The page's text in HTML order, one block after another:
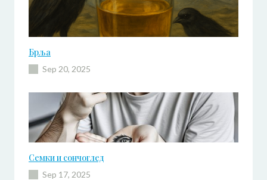
Брља
Sep 20, 2025
Семки и сончоглед
Sep 17, 2025